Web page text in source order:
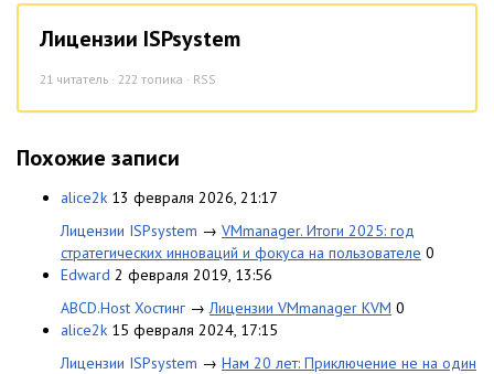
Лицензии ISPsystem
21 читатель · 222 топика · RSS
Похожие записи
alice2k 13 февраля 2026, 21:17
Лицензии ISPsystem → VMmanager. Итоги 2025: год
стратегических инноваций и фокуса на пользователе 0
Edward 2 февраля 2019, 13:56
ABCD.Host Хостинг →Лицензии VMmanager KVM 0
alice2k 15 февраля 2024, 17:15
Лицензии ISPsystem → Нам 20 лет: Приключение не на один